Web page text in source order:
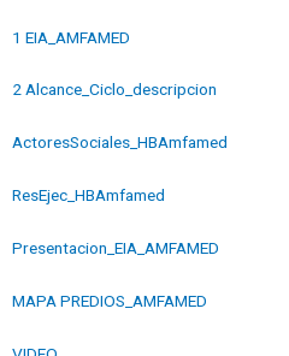
1 EIA_AMFAMED
2 Alcance_Ciclo_descripcion
ActoresSociales_HBAmfamed
ResEjec_HBAmfamed
Presentacion_EIA_AMFAMED
MAPA PREDIOS_AMFAMED